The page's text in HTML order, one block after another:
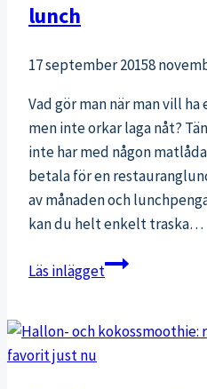
lunch
17 september 20158
Vad gör man när man vill
men inte orkar laga nåt?
inte har med någon
betala för en
av månaden och
kan du helt enkelt traska…
Läs inläggetVärldens
godaste